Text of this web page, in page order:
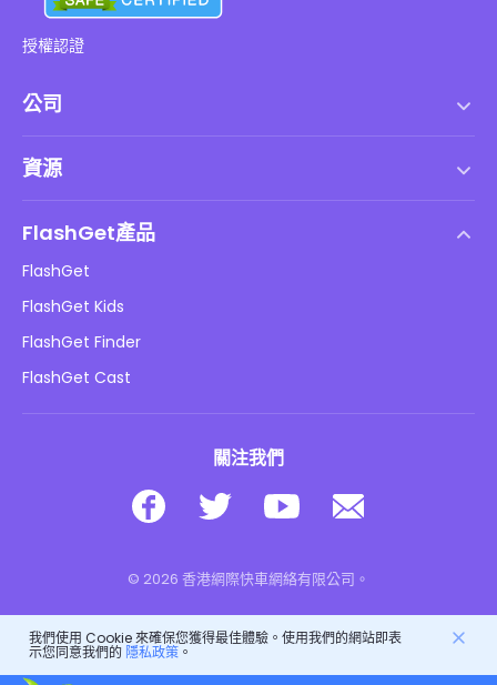
授權認證
公司
DMCA 政策
隱私政策
廣告政策
不要出售我的資訊
資源
部落格
兒童在線安全
下載
FlashGet產品
FlashGet
FlashGet Kids
FlashGet Finder
FlashGet Cast
關注我們
© 2026 香港網際快車網絡有限公司。
我們使用 Cookie 來確保您獲得最佳體驗。使用我們的網站即表
示您同意我們的 隱私政策。